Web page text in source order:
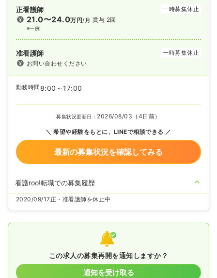
正看護師 一時募集休止
21.0〜24.0万円/月
※一例
賞与 2回
准看護師
一時募集休止
お問い合わせください
勤務時間 8:00～17:00
募集状況更新日： 2026/08/03（4日前）
希望や経験をもとに、LINEで相談できる
最新の募集状況を確認してみる
看護roo!転職での募集履歴
2020/09/17正・准看護師を休止中
この求人の募集再開を通知しますか？
通知を受け取る